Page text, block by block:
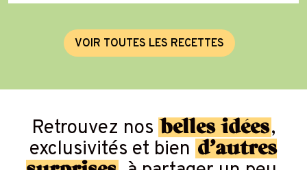
VOIR TOUTES LES RECETTES
Retrouvez nos belles idées,
exclusivités et bien d’autres